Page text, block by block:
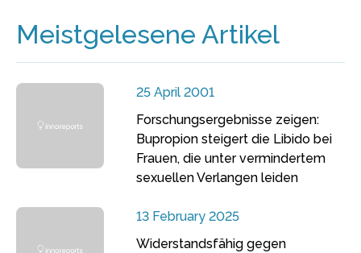
Meistgelesene Artikel
25 April 2001
Forschungsergebnisse zeigen:
Bupropion steigert die Libido bei
Frauen, die unter vermindertem
sexuellen Verlangen leiden
13 February 2025
Widerstandsfähig gegen